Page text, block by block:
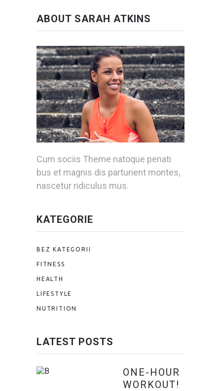
ABOUT SARAH ATKINS
Cum sociis Theme natoque penati
bus et magnis dis parturient montes,
nascetur ridiculus mus.
KATEGORIE
BEZ KATEGORII
FITNESS
HEALTH
LIFESTYLE
NUTRITION
LATEST POSTS
ONE-HOUR
WORKOUT!